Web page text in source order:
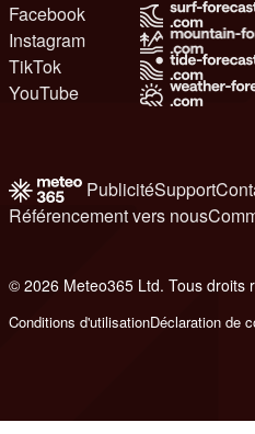
Facebook
Instagram
TikTok
YouTube
PublicitéSupport
Référencement vers nous
© 2026 Meteo365 Ltd. Tous droits
Conditions d'utilisationDéclaration de